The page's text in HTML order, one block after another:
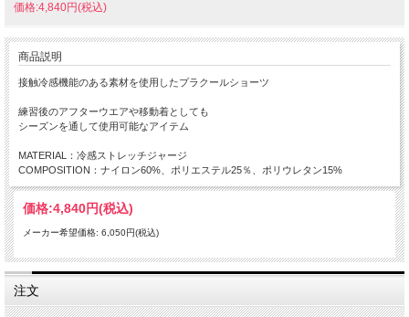
価格:4,840円(税込)
商品説明
接触冷感機能のある素材を使用したプラクールショーツ
練習後のアフターウエアや移動着としても
シーズンを通して使用可能なアイテム
MATERIAL：冷感ストレッチジャージ
COMPOSITION：ナイロン60%、ポリエステル25％、ポリウレタン15%
価格:4,840円(税込)
メーカー希望価格: 6,050円(税込)
注文